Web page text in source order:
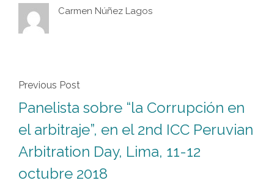
Carmen Núñez Lagos
Previous Post
Panelista sobre “la Corrupción en
el arbitraje”, en el 2nd ICC Peruvian
Arbitration Day, Lima, 11-12
octubre 2018